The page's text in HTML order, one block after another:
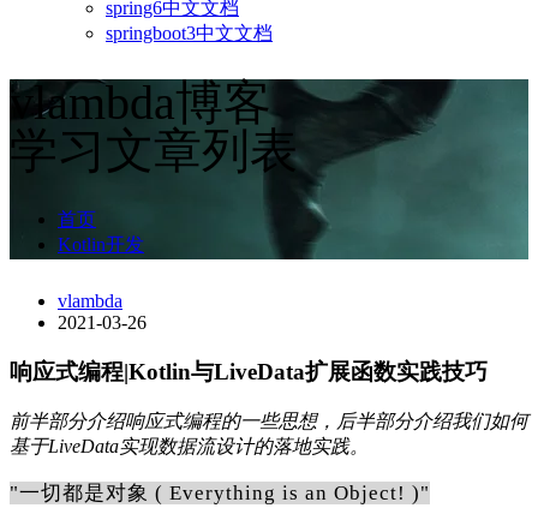
spring6中文文档
springboot3中文文档
vlambda博客
学习文章列表
首页
Kotlin开发
vlambda
2021-03-26
响应式编程|Kotlin与LiveData扩展函数实践技巧
前半部分介绍响应式编程的一些思想，后半部分介绍我们如何
基于LiveData实现数据流设计的落地实践。
"一切都是对象 ( Everything is an Object! )"